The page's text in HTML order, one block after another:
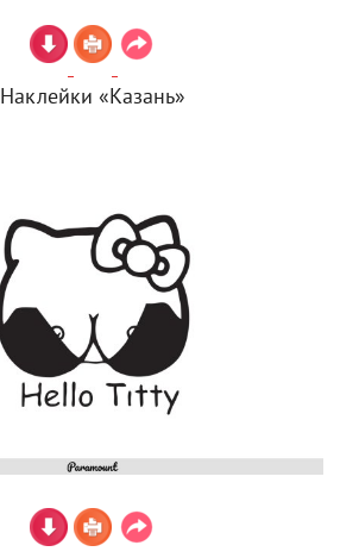
Наклейки «Казань»